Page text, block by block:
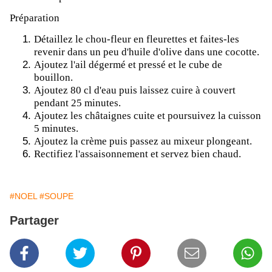
Préparation
Détaillez le chou-fleur en fleurettes et faites-les
revenir dans un peu d'huile d'olive dans une cocotte.
Ajoutez l'ail dégermé et pressé et le cube de
bouillon.
Ajoutez 80 cl d'eau puis laissez cuire à couvert
pendant 25 minutes.
Ajoutez les châtaignes cuite et poursuivez la cuisson
5 minutes.
Ajoutez la crème puis passez au mixeur plongeant.
Rectifiez l'assaisonnement et servez bien chaud.
#NOEL #SOUPE
Partager